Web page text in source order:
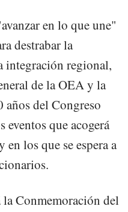
en lo que une"
destrabar la
integración regional,
de la OEA y la
años del Congreso
que acogerá
en los que se espera a
Conmemoración del